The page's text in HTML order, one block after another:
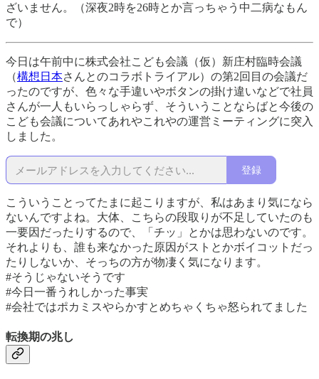
ざいません。（深夜2時を26時とか言っちゃう中二病なもん
で）
今日は午前中に株式会社こども会議（仮）新庄村臨時会議
（構想日本さんとのコラボトライアル）の第2回目の会議だ
ったのですが、色々な手違いやボタンの掛け違いなどで社員
さんが一人もいらっしゃらず、そういうことならばと今後の
こども会議についてあれやこれやの運営ミーティングに突入
しました。
登録
こういうことってたまに起こりますが、私はあまり気になら
ないんですよね。大体、こちらの段取りが不足していたのも
一要因だったりするので、「チッ」とかは思わないのです。
それよりも、誰も来なかった原因がストとかボイコットだっ
たりしないか、そっちの方が物凄く気になります。
#そうじゃないそうです
#今日一番うれしかった事実
#会社ではポカミスやらかすとめちゃくちゃ怒られてました
転換期の兆し